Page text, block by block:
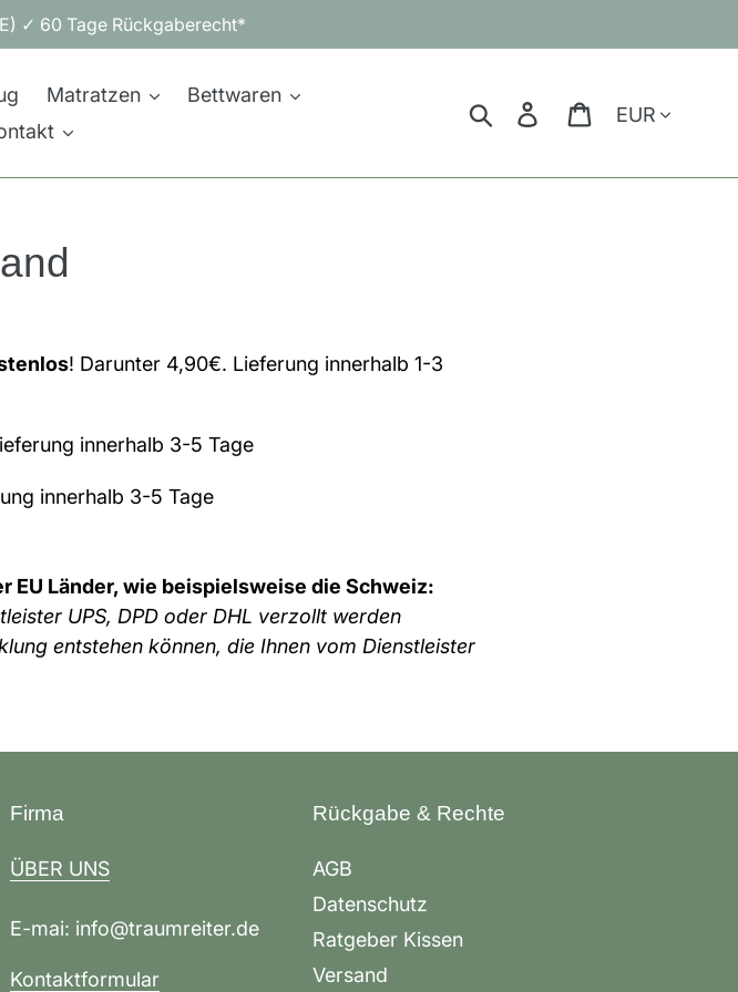
✓ 60 Tage Rückgaberecht*
Matratzen
Bettwaren
SuchenEinloggenWarenkorb
! Darunter 4,90€. Lieferung innerhalb 1-3
innerhalb 3-5 Tage
innerhalb 3-5 Tage
EU Länder, wie beispielsweise die Schweiz:
UPS, DPD oder DHL verzollt werden
entstehen können, die Ihnen vom Dienstleister
Firma
ÜBER UNS
E-mai: info@traumreiter.de
Kontaktformular
Rückgabe & Rechte
AGB
Datenschutz
Ratgeber Kissen
Versand